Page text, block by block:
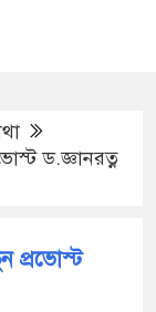
ড.জ্ঞানরত্ন
প্রভোস্ট